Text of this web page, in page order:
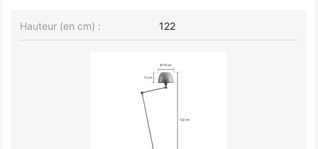
Hauteur (en cm) : 122